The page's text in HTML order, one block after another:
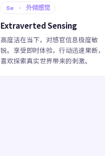
Se · 外倾感觉
Extraverted Sensing
高度活在当下，对感官信息极度敏
锐。享受即时体验，行动迅速果断，
喜欢探索真实世界带来的刺激。